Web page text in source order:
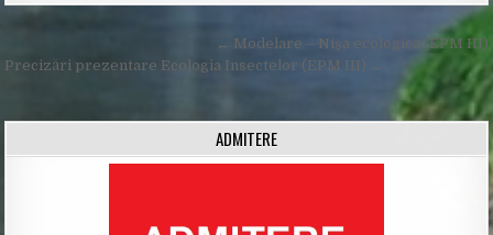
navigation
← Modelare – Nișa ecologică (EPM III)
Precizări prezentare Ecologia Insectelor (EPM III) →
ADMITERE